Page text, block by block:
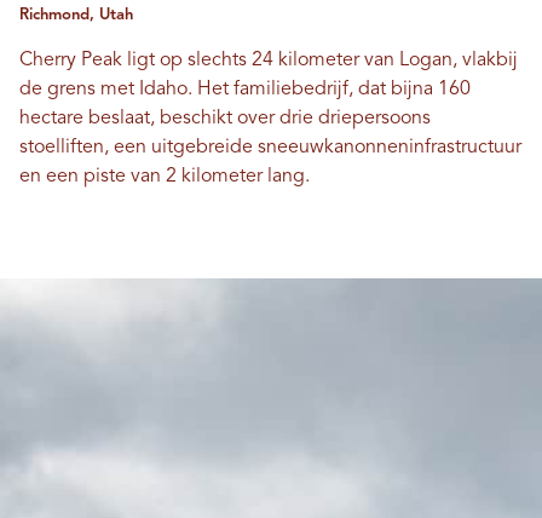
Richmond, Utah
Cherry Peak ligt op slechts 24 kilometer van Logan, vlakbij
de grens met Idaho. Het familiebedrijf, dat bijna 160
hectare beslaat, beschikt over drie driepersoons
stoelliften, een uitgebreide sneeuwkanonneninfrastructuur
en een piste van 2 kilometer lang.